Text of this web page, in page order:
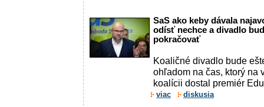
SaS ako keby dávala
odísť nechce a divadlo
pokračovať
Koaličné divadlo bude
ohľadom na čas, ktorý na
koalícii dostal premiér
viac diskusia